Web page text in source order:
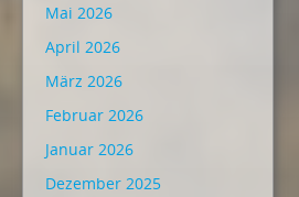
Mai 2026
April 2026
März 2026
Februar 2026
Januar 2026
Dezember 2025